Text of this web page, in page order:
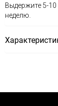
Выдержите 5-
неделю.